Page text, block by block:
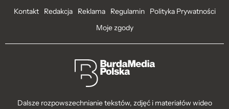
Kontakt Redakcja Reklama Regulamin
Polityka Prywatności
Moje zgody
Dalsze rozpowszechnianie tekstów, zdjęć i materiałów wideo